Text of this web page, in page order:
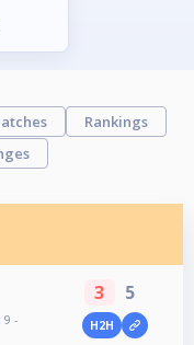
Rankings
9 -
3 5
H2H